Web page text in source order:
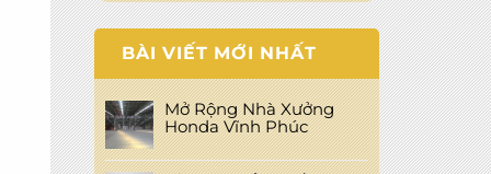
BÀI VIẾT MỚI NHẤT
Mở Rộng Nhà Xưởng
Honda Vĩnh Phúc